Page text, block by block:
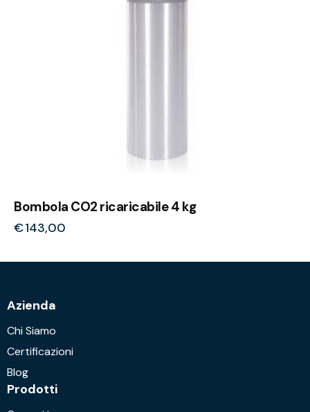
Bombola CO2 ricaricabile 4 kg
€143,00
Azienda
Chi Siamo
Certificazioni
Blog
Prodotti